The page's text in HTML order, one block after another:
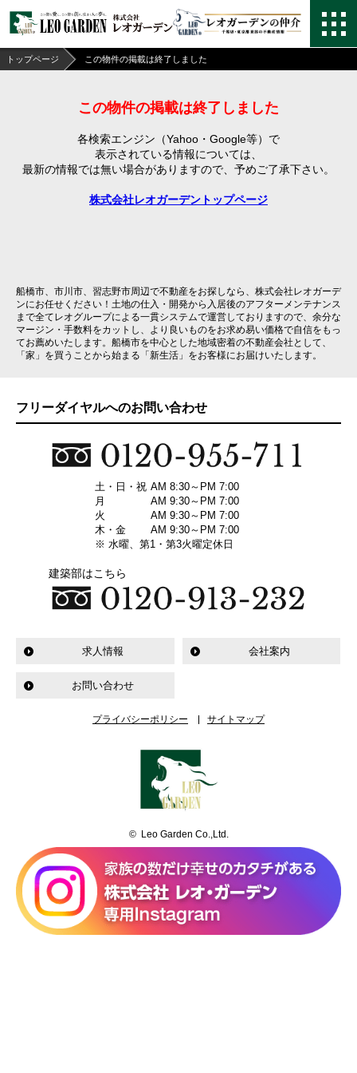
トップページ この物件の掲載は終了しました
この物件の掲載は終了しました
各検索エンジン（Yahoo・Google等）で
表示されている情報については、
最新の情報では無い場合がありますので、 予めご了承下さい。
株式会社レオガーデントップページ
船橋市、市川市、習志野市周辺で不動産をお探しなら、株式会社レオガーデ
ンにお任せください！土地の仕入・開発から入居後のアフターメンテナンス
まで全てレオグループによる一貫システムで運営しておりますので、余分な
マージン・手数料をカットし、より良いものをお求め易い価格で自信をもっ
てお薦めいたします。船橋市を中心とした地域密着の不動産会社として、
「家」を買うことから始まる「新生活」をお客様にお届けいたします。
フリーダイヤルへのお問い合わせ
土・日・祝 AM 8:30～PM 7:00
月
AM 9:30～PM 7:00
火
AM 9:30～PM 7:00
木・金
AM 9:30～PM 7:00
※ 水曜、第1・第3火曜定休日
建築部はこちら
求人情報 会社案内
お問い合わせ
プライバシーポリシー サイトマップ
© Leo Garden Co.,Ltd.